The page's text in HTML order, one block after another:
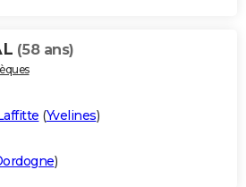
(58 ans)
(Yvelines)
)